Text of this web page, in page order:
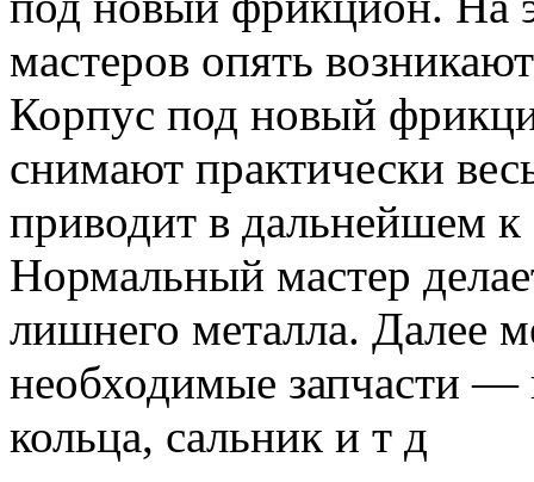
мастеров опять
Корпус под новый
снимают практически
приводит в дальнейшем
Нормальный мастер
лишнего металла. Далее
необходимые запчасти
кольца, сальник и т д